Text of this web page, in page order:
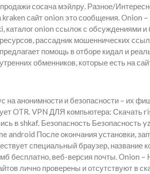
сосача мэйлру. Разное/
сайт onion это сообщения. Onion –
onion ссылок с обсуждениями и
рассадник мошеннических
помощь в отборе кидал и
обменников, которые есть на
на анонимности и безопасности – их
OTR. VPN ДЛЯ компьютера: Скачать
в shkaf. Безопасность Безопасность
После окончания установки,
специальный браузер, название
бесплатно, веб-версия почты. Onion –
лично проверены и отсутствуют в